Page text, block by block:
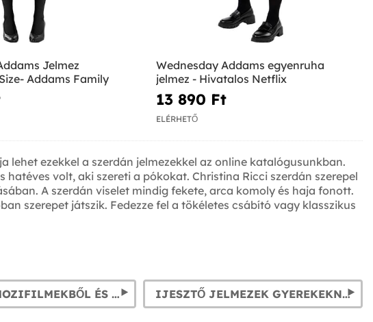
Jelmez
Addams Family
Wednesday Addams egyenruha
jelmez - Hivatalos Netflix
13 890 Ft‎
ELÉRHETŐ
lehet ezekkel a szerdán jelmezekkel az online katalógusunkban.
volt, aki szereti a pókokat. Christina Ricci szerdán szerepel
A szerdán viselet mindig fekete, arca komoly és haja fonott.
szerepet játszik. Fedezze fel a tökéletes csábító vagy klasszikus
JELMEZEK MOZIFILMEKBŐL ÉS TELEVÍZIÓS SOROZATOKBÓL IJESZTŐ JELMEZEK GYEREKEKNEK ÉS FELNŐTTEKNEK